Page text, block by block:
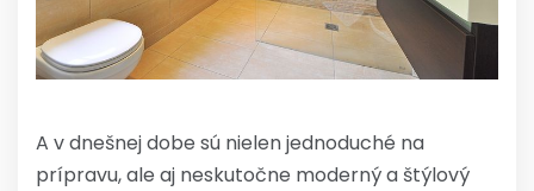
A v dnešnej dobe sú nielen jednoduché na
prípravu, ale aj neskutočne moderný a štýlový